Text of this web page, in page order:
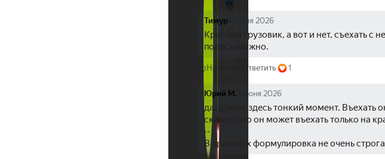
Тимур 6 июня 2026
Красный грузовик, а вот и нет, съехать с
полосы можно.
Нравится Ответить 1
Юрий М. 7 июня 2026
да, думаю здесь тонкий момент. Въехать
скажет, что он может въехать только на
--
В правилах формулировка не очень